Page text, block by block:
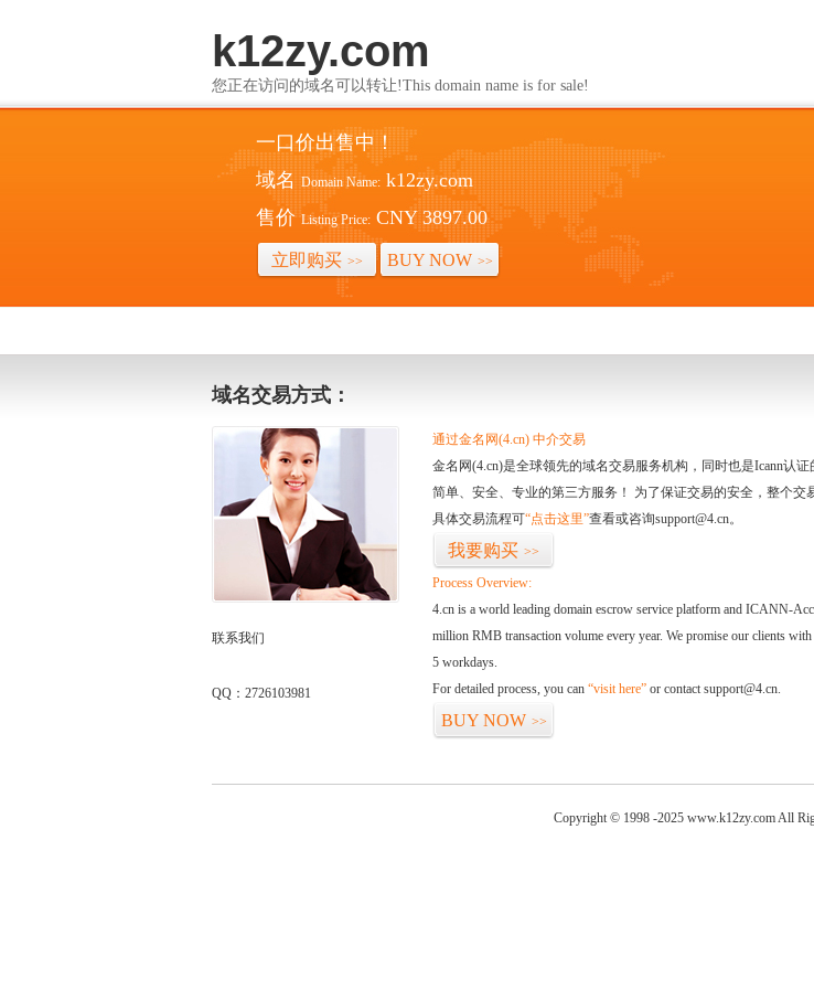
k12zy.com
您正在访问的域名可以转让!This domain name is for sale!
一口价出售中！
域名 Domain Name: k12zy.com
售价 Listing Price: CNY 3897.00
立即购买 >> BUY NOW >>
域名交易方式：
联系我们
QQ：2726103981
通过金名网(4.cn) 中介交易
金名网(4.cn)是全球领先的域名交易服务机构，同时也是Icann认
简单、安全、专业的第三方服务！ 为了保证交易的安全，整个交
具体交易流程可“点击这里”查看或咨询support@4.cn。
我要购买 >>
Process Overview:
4.cn is a world leading domain escrow service platform and ICANN-
million RMB transaction volume every year. We promise our clients
5 workdays.
For detailed process, you can “visit here” or contact support@4.cn.
BUY NOW >>
Copyright © 1998 -2025 www.k12zy.com All